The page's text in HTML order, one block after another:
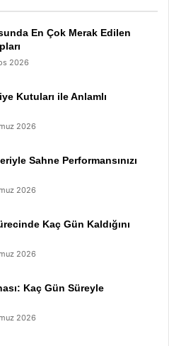
En Çok Merak Edilen
2026
Kutuları ile Anlamlı
2026
Sahne Performansınızı
2026
Kaç Gün Kaldığını
2026
Kaç Gün Süreyle
2026